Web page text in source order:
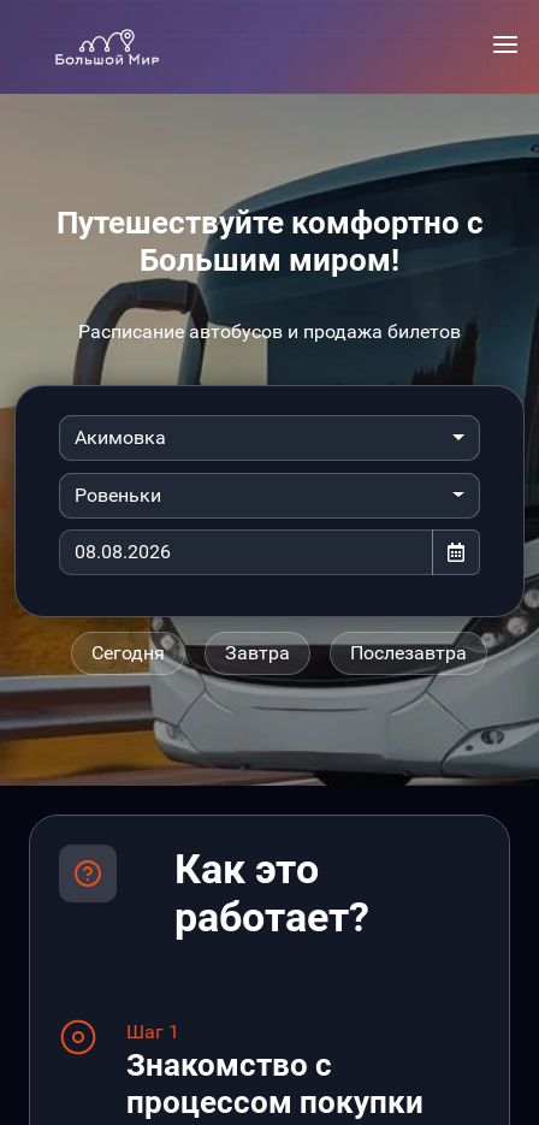
Путешествуйте комфортно с
Большим миром!
Расписание автобусов и продажа билетов
Акимовка
Ровеньки
Сегодня Завтра Послезавтра
Как это
работает?
Шаг 1
Знакомство с
процессом покупки